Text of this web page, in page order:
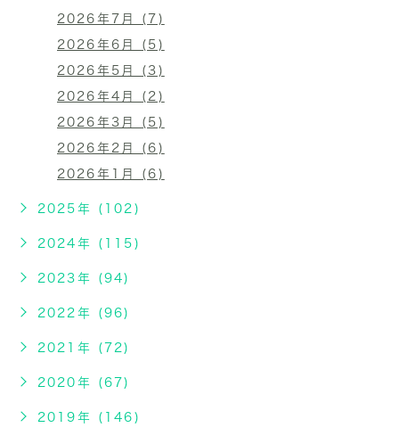
2026年7月 (7)
2026年6月 (5)
2026年5月 (3)
2026年4月 (2)
2026年3月 (5)
2026年2月 (6)
2026年1月 (6)
2025年 (102)
2024年 (115)
2023年 (94)
2022年 (96)
2021年 (72)
2020年 (67)
2019年 (146)